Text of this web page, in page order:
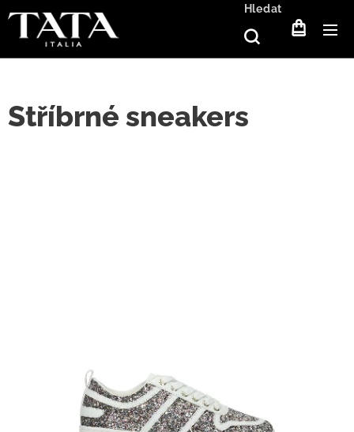
Hledat
Stříbrné sneakers